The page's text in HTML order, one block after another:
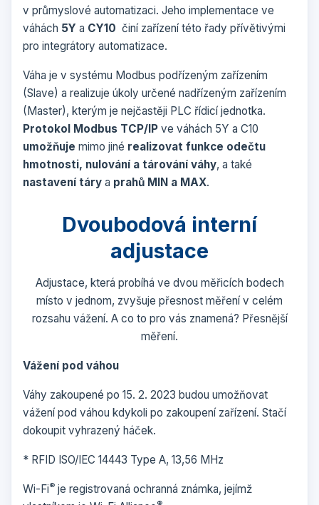
v průmyslové automatizaci. Jeho implementace ve
váhách 5Y a CY10 činí zařízení této řady přívětivými
pro integrátory automatizace.
Váha je v systému Modbus podřízeným zařízením
(Slave) a realizuje úkoly určené nadřízeným zařízením
(Master), kterým je nejčastěji PLC řídicí jednotka.
Protokol Modbus TCP/IP ve váhách 5Y a C10
umožňuje mimo jiné realizovat funkce odečtu
hmotnosti, nulování a tárování váhy, a také
nastavení táry a prahů MIN a MAX.
Dvoubodová interní
adjustace
Adjustace, která probíhá ve dvou měřicích bodech
místo v jednom, zvyšuje přesnost měření v celém
rozsahu vážení. A co to pro vás znamená? Přesnější
měření.
Vážení pod váhou
Váhy zakoupené po 15. 2. 2023 budou umožňovat
vážení pod váhou kdykoli po zakoupení zařízení. Stačí
dokoupit vyhrazený háček.
* RFID ISO/IEC 14443 Type A, 13,56 MHz
Wi-Fi® je registrovaná ochranná známka, jejímž